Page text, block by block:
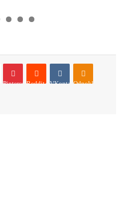
Pinterest Reddit VKontakteOdnoklassniki